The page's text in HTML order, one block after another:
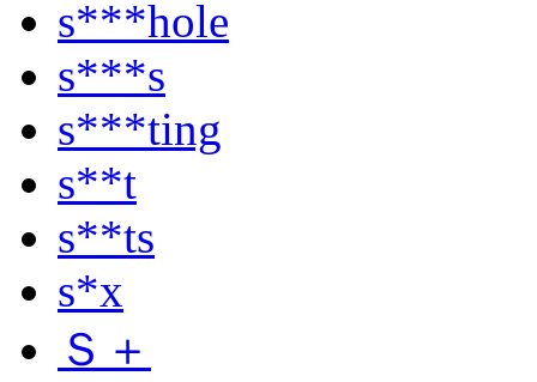
s***hole
s***s
s***ting
s**t
s**ts
s*x
Ｓ＋